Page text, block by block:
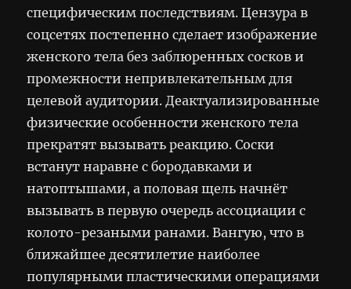
специфическим последствиям. Цензура в
соцсетях постепенно сделает изображение
женского тела без заблюренных сосков и
промежности непривлекательным для
целевой аудитории. Деактуализированные
физические особенности женского тела
прекратят вызывать реакцию. Соски
встанут наравне с бородавками и
натоптышами, а половая щель начнёт
вызывать в первую очередь ассоциации с
колото-резаными ранами. Вангую, что в
ближайшее десятилетие наиболее
популярными пластическими операциями